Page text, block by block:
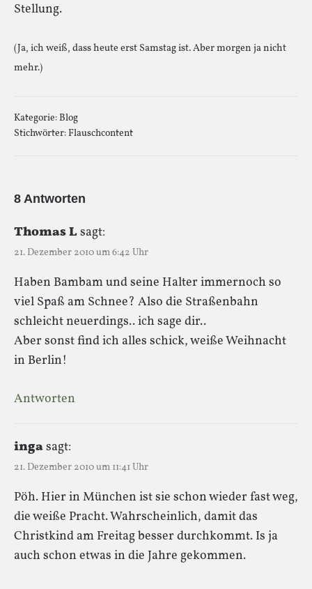
Stellung.
(Ja, ich weiß, dass heute erst Samstag ist. Aber morgen ja nicht
mehr.)
Kategorie:Blog
Stichwörter:Flauschcontent
8 Antworten
Thomas Lsagt:
21. Dezember 2010 um 6:42 Uhr
Haben Bambam und seine Halter immernoch so
viel Spaß am Schnee? Also die Straßenbahn
schleicht neuerdings.. ich sage dir..
Aber sonst find ich alles schick, weiße Weihnacht
in Berlin!
Antworten
ingasagt:
21. Dezember 2010 um 11:41 Uhr
Pöh. Hier in München ist sie schon wieder fast weg,
die weiße Pracht. Wahrscheinlich, damit das
Christkind am Freitag besser durchkommt. Is ja
auch schon etwas in die Jahre gekommen.